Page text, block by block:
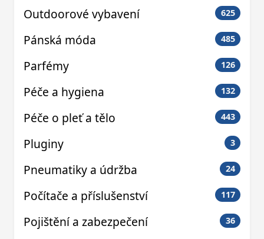
Outdoorové vybavení 625
Pánská móda 485
Parfémy 126
Péče a hygiena 132
Péče o pleť a tělo 443
Pluginy 3
Pneumatiky a údržba 24
Počítače a příslušenství 117
Pojištění a zabezpečení 36